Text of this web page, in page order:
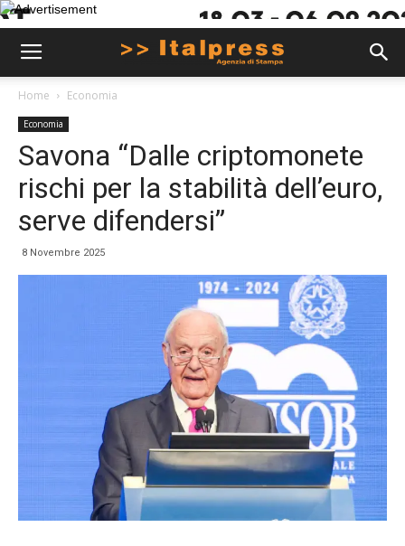
Home Economia
Economia
Savona “Dalle criptomonete
rischi per la stabilità dell’euro,
serve difendersi”
8 Novembre 2025